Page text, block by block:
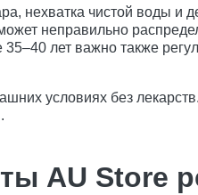
нехватка чистой воды
неправильно
лет важно также
условиях без
AU Store